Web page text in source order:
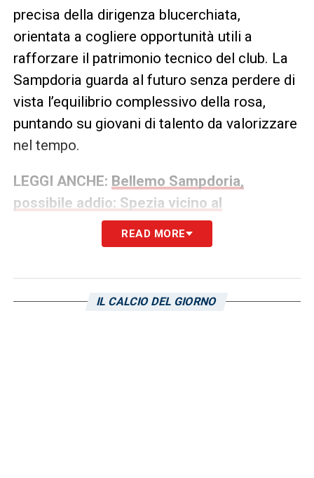
precisa della dirigenza blucerchiata,
orientata a cogliere opportunità utili a
rafforzare il patrimonio tecnico del club. La
Sampdoria guarda al futuro senza perdere di
vista l’equilibrio complessivo della rosa,
puntando su giovani di talento da valorizzare
nel tempo.
LEGGI ANCHE: Bellemo Sampdoria,
possibile addio: Spezia vicino al
centrocampista
READ MORE
IL CALCIO DEL GIORNO